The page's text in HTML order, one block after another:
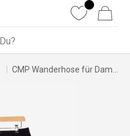
WunschlisteWarenkorb